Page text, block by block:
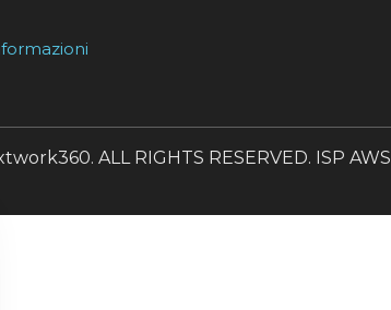
ALL RIGHTS RESERVED. ISP AWS